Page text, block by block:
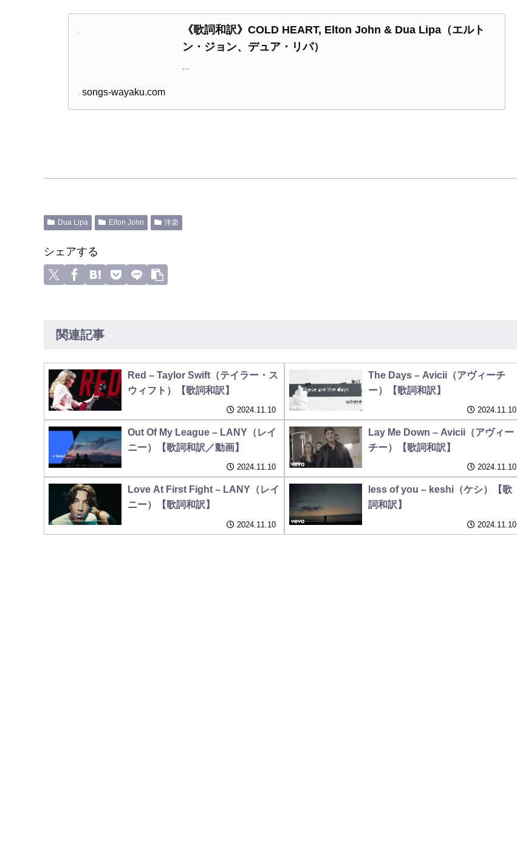
《歌詞和訳》COLD HEART, Elton John & Dua Lipa（エルト
ン・ジョン、デュア・リパ）
songs-wayaku.com
Dua Lipa Elton John 洋楽
シェアする
関連記事
Red – Taylor Swift（テイラー・ス
ウィフト）【歌詞和訳】
2024.11.10
The Days – Avicii（アヴィーチ
ー）【歌詞和訳】
2024.11.10
Out Of My League – LANY（レイ
ニー）【歌詞和訳／動画】
2024.11.10
Lay Me Down – Avicii（アヴィー
チー）【歌詞和訳】
2024.11.10
Love At First Fight – LANY（レイ
ニー）【歌詞和訳】
2024.11.10
less of you – keshi（ケシ）【歌
詞和訳】
2024.11.10